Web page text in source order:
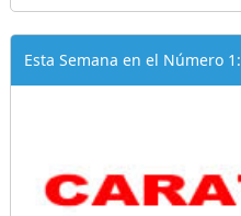
Esta Semana en el Número 1: